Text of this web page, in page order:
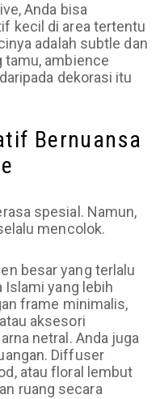
Anda bisa
kecil di area tertentu
adalah subtle dan
tamu, ambience
dekorasi itu
Bernuansa
spesial. Namun,
mencolok.
besar yang terlalu
Islami yang lebih
frame minimalis,
aksesori
netral. Anda juga
Diffuser
atau floral lembut
ruang secara